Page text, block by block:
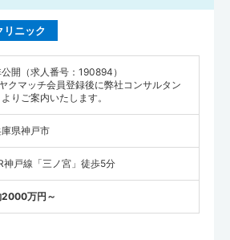
リニック
開（求人番号：190894）
クマッチ会員登録後に弊社コンサルタン
よりご案内いたします。
県神戸市
神戸線「三ノ宮」徒歩5分
2000万円～